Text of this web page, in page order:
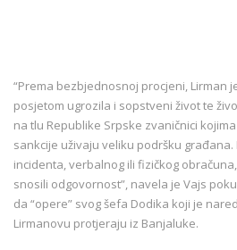
“Prema bezbjednosnoj procjeni, Lirman
posjetom ugrozila i sopstveni život te
na tlu Republike Srpske zvaničnici
sankcije uživaju veliku podršku
incidenta, verbalnog ili fizičkog
snosili odgovornost”, navela je Vajs
da “opere” svog šefa Dodika koji je
Lirmanovu protjeraju iz Banjaluke.